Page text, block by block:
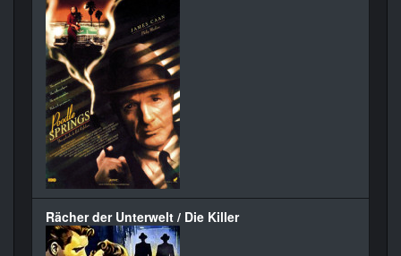
Rächer der Unterwelt / Die Killer